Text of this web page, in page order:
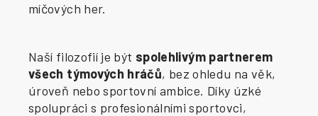
míčových her.
Naší filozofií je být spolehlivým partnerem
všech týmových hráčů, bez ohledu na věk,
úroveň nebo sportovní ambice. Díky úzké
spolupráci s profesionálními sportovci,